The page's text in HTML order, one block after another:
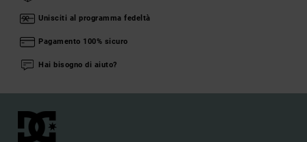
Unisciti al programma fedeltà
Pagamento 100% sicuro
Hai bisogno di aiuto?